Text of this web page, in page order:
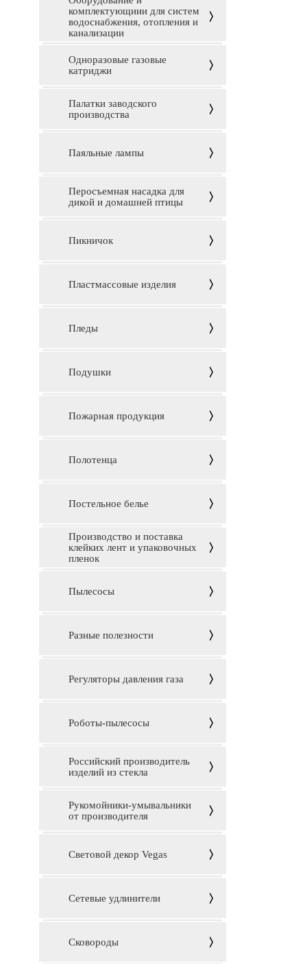
комплектующиии для систем
водоснабжения, отопления и
канализации
Одноразовые газовые
катриджи
Палатки заводского
производства
Паяльные лампы
Перосъемная насадка для
дикой и домашней птицы
Пикничок
Пластмассовые изделия
Пледы
Подушки
Пожарная продукция
Полотенца
Постельное белье
Производство и поставка
клейких лент и упаковочных
пленок
Пылесосы
Разные полезности
Регуляторы давления газа
Роботы-пылесосы
Российский производитель
изделий из стекла
Рукомойники-умывальники
от производителя
Световой декор Vegas
Сетевые удлинители
Сковороды